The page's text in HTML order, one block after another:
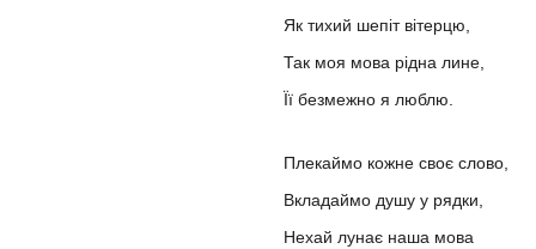
Як тихий шепіт вітерцю,
Так моя мова рідна лине,
Її безмежно я люблю.
Плекаймо кожне своє слово,
Вкладаймо душу у рядки,
Нехай лунає наша мова